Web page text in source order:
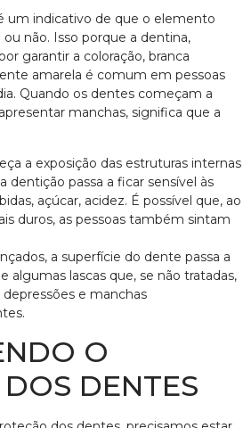
um indicativo de que o elemento
não. Isso porque a dentina,
garantir a coloração, branca
amarela é comum em pessoas
Quando os dentes começam a
manchas, significa que a
a exposição das estruturas internas
dentição passa a ficar sensível às
açúcar, acidez. É possível que, ao
duros, as pessoas também sintam
a superfície do dente passa a
algumas lascas que, se não tratadas,
e manchas
O
DENTES